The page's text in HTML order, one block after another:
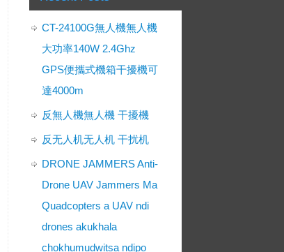
CT-24100G無人機無人機
大功率140W 2.4Ghz
GPS便攜式機箱干擾機可
達4000m
反無人機無人機 干擾機
反无人机无人机 干扰机
DRONE JAMMERS Anti-
Drone UAV Jammers Ma
Quadcopters a UAV ndi
drones akukhala
chokhumudwitsa ndipo